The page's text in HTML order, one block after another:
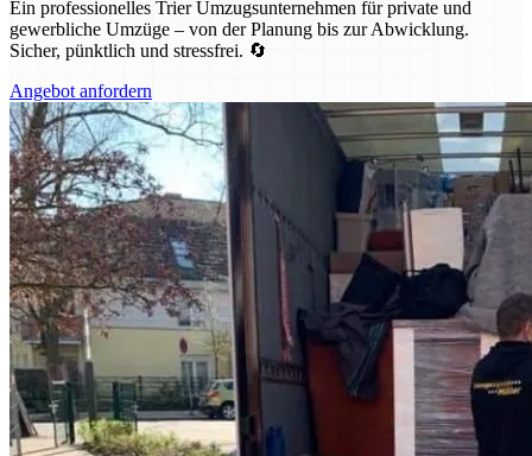
Ein professionelles Trier Umzugsunternehmen für private und
gewerbliche Umzüge – von der Planung bis zur Abwicklung.
Sicher, pünktlich und stressfrei. 🔄
Angebot anfordern